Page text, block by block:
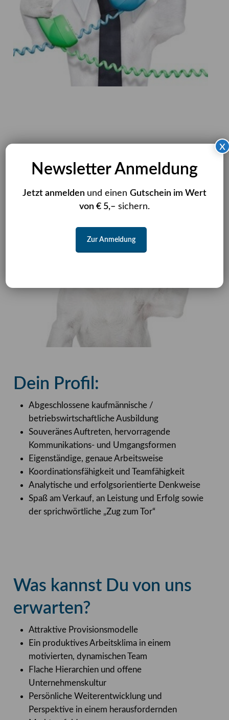
Dein Profil:
Abgeschlossene kaufmännische /
betriebswirtschaftliche Ausbildung
Souveränes Auftreten, hervorragende
Kommunikations- und Umgangsformen
Eigenständige, genaue Arbeitsweise
Koordinationsfähigkeit und Teamfähigkeit
Analytische und erfolgsorientierte Denkweise
Spaß am Verkauf, an Leistung und Erfolg sowie
der sprichwörtliche „Zug zum Tor“
Was kannst Du von uns
erwarten?
Attraktive Provisionsmodelle
Ein produktives Arbeitsklima in einem
motivierten, dynamischen Team
Flache Hierarchien und offene
Unternehmenskultur
Persönliche Weiterentwicklung und
Perspektive in einem herausfordernden
Newsletter Anmeldung
Jetzt anmelden und einen Gutschein im Wert
von € 5,– sichern.
Zur Anmeldung
x